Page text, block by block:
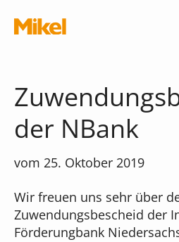
Module
Schnittstellen
Die Musikschul-App
der NBank
vom 25. Oktober 2019
Wir freuen uns sehr über
Zuwendungsbescheid der
Förderungbank